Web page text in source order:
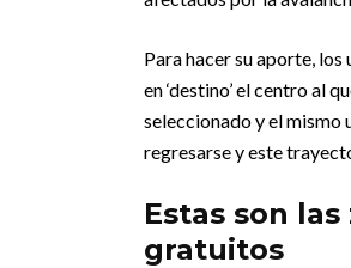
Para hacer su aporte,
en ‘destino’ el centro al
seleccionado y el
regresarse y este
Estas son
gratuitos